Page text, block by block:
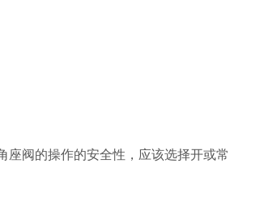
阀的操作的安全性，应该选择开或常